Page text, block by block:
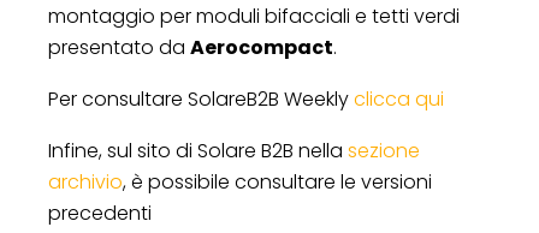
montaggio per moduli bifacciali e tetti verdi
presentato da Aerocompact.
Per consultare SolareB2B Weeklyclicca qui
Infine, sul sito di Solare B2B nella sezione
archivio, è possibile consultare le versioni
precedenti